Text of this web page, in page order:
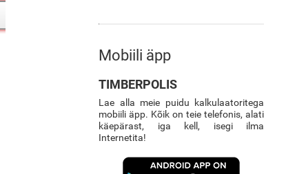
Mobiili äpp
TIMBERPOLIS
Lae alla meie puidu kalkulaatoritega
mobiili äpp. Kõik on teie telefonis, alati
käepärast, iga kell, isegi ilma
Internetita!